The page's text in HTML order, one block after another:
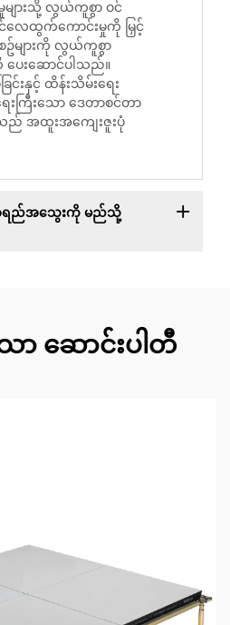
မှုများသို့ လွယ်ကူစွာ ဝင်
င်လေထွက်ကောင်းမှုကို မြှင့်
ဥ်များကို လွယ်ကူစွာ
ပေးဆောင်ပါသည်။
င်းနှင့် ထိန်းသိမ်းရေး
းကြီးသော ဒေတာစင်တာ
သည် အထူးအကျေးဇူးပုံ
အရည်အသွေးကို မည်သို့
ဆောင်းပါတီ